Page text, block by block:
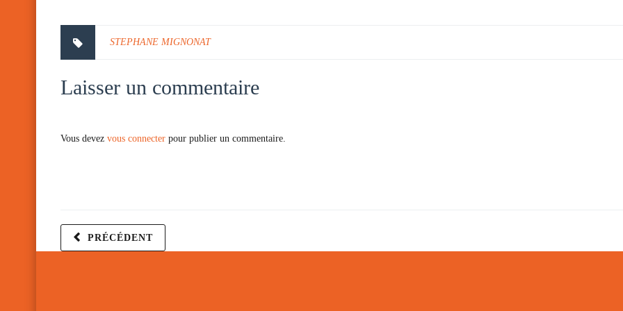
STEPHANE MIGNONAT
Laisser un commentaire
Vous devez vous connecter pour publier un commentaire.
PRÉCÉDENT